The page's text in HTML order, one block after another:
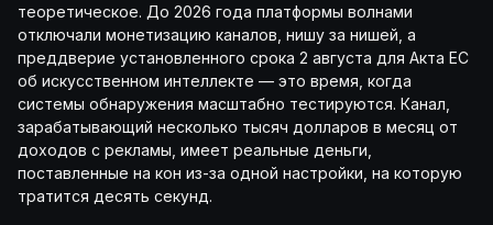
теоретическое. До 2026 года платформы волнами
отключали монетизацию каналов, нишу за нишей, а
преддверие установленного срока 2 августа для Акта ЕС
об искусственном интеллекте — это время, когда
системы обнаружения масштабно тестируются. Канал,
зарабатывающий несколько тысяч долларов в месяц от
доходов с рекламы, имеет реальные деньги,
поставленные на кон из-за одной настройки, на которую
тратится десять секунд.